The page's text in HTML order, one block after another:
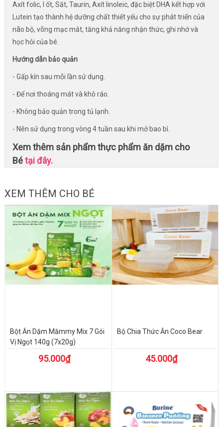
Axít folic, I ốt, Sắt, Taurin, Axít linoleic, đặc biệt DHA kết hợp với
Lutein tạo thành hệ dưỡng chất thiết yếu cho sự phát triển của
não bộ, võng mạc mắt, tăng khả năng nhận thức, ghi nhớ và
học hỏi của bé.
Hướng dẫn bảo quản
- Gấp kín sau mỗi lần sử dụng.
- Để nơi thoáng mát và khô ráo.
- Không bảo quản trong tủ lạnh.
- Nên sử dụng trong vòng 4 tuần sau khi mở bao bì.
Xem thêm sản phẩm thực phẩm ăn dặm cho
Bétại đây.
XEM THÊM CHO BÉ
Bột Ăn Dặm Mămmy Mix 7 Gói
Vị Ngọt 140g (7x20g)
95.000₫
Bộ Chia Thức Ăn Coco Bear
45.000₫